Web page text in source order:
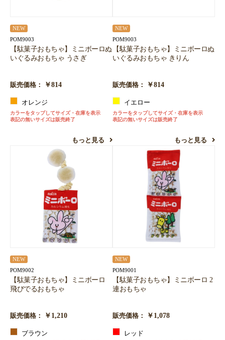
NEW
POM9003
【駄菓子おもちゃ】ミニボーロぬ
いぐるみおもちゃ うさぎ
販売価格： ￥814
オレンジ
カラーをタップしてサイズ・在庫を表示
表記の無いサイズは販売終了
もっと見る
NEW
POM9003
【駄菓子おもちゃ】ミニボーロぬ
いぐるみおもちゃ きりん
販売価格： ￥814
イエロー
カラーをタップしてサイズ・在庫を表示
表記の無いサイズは販売終了
もっと見る
NEW
POM9002
【駄菓子おもちゃ】ミニボーロ
飛びでるおもちゃ
販売価格： ￥1,210
ブラウン
NEW
POM9001
【駄菓子おもちゃ】ミニボーロ 2
連おもちゃ
販売価格： ￥1,078
レッド